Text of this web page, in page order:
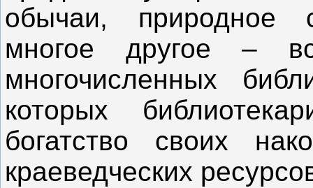
обычаи, природное
многое другое
многочисленных
которых
богатство своих
краеведческих